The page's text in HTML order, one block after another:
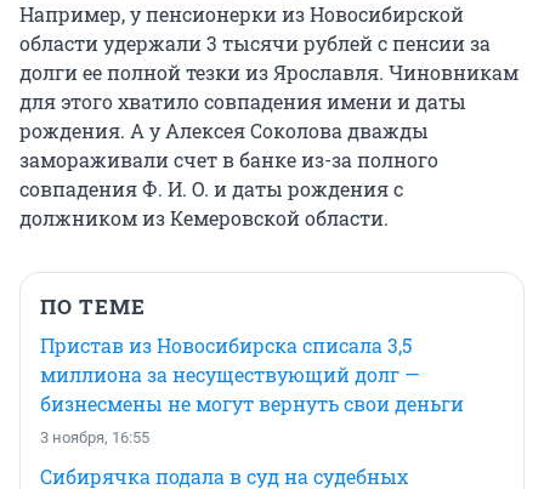
Например, у пенсионерки из Новосибирской
области удержали 3 тысячи рублей с пенсии за
долги ее полной тезки из Ярославля. Чиновникам
для этого хватило совпадения имени и даты
рождения. А у Алексея Соколова дважды
замораживали счет в банке из-за полного
совпадения Ф. И. О. и даты рождения с
должником из Кемеровской области.
ПО ТЕМЕ
Пристав из Новосибирска списала 3,5
миллиона за несуществующий долг —
бизнесмены не могут вернуть свои деньги
3 ноября, 16:55
Сибирячка подала в суд на судебных